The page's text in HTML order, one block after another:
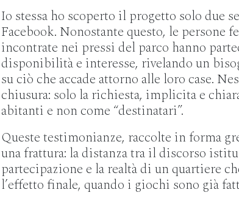
Io stessa ho scoperto il progetto solo due
Facebook. Nonostante questo, le persone
incontrate nei pressi del parco hanno
disponibilità e interesse, rivelando un
su ciò che accade attorno alle loro case.
chiusura: solo la richiesta, implicita e
abitanti e non come “destinatari”.
Queste testimonianze, raccolte in forma
una frattura: la distanza tra il discorso
partecipazione e la realtà di un quartiere
l’effetto finale, quando i giochi sono già